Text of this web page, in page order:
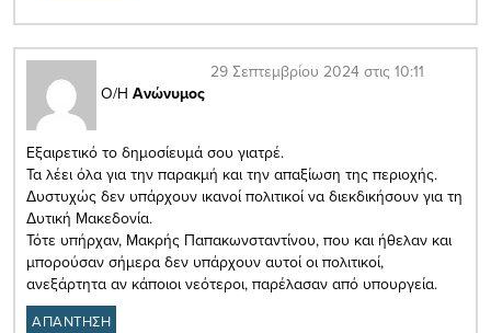
Ο/Η Ανώνυμος
29 Σεπτεμβρίου 2024 στις 10:11
Εξαιρετικό το δημοσίευμά σου γιατρέ.
Τα λέει όλα για την παρακμή και την απαξίωση της περιοχής.
Δυστυχώς δεν υπάρχουν ικανοί πολιτικοί να διεκδικήσουν για τη
Δυτική Μακεδονία.
Τότε υπήρχαν, Μακρής Παπακωνσταντίνου, που και ήθελαν και
μπορούσαν σήμερα δεν υπάρχουν αυτοί οι πολιτικοί,
ανεξάρτητα αν κάποιοι νεότεροι, παρέλασαν από υπουργεία.
ΑΠΑΝΤΗΣΗ